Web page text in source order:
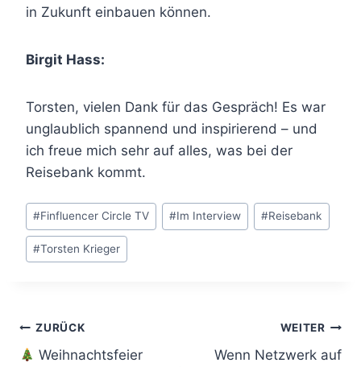
in Zukunft einbauen können.
Birgit Hass:
Torsten, vielen Dank für das Gespräch! Es war
unglaublich spannend und inspirierend – und
ich freue mich sehr auf alles, was bei der
Reisebank kommt.
Schlagworte:
#Finfluencer Circle TV #Im Interview #Reisebank
#Torsten Krieger
Beitragsnavigation
ZURÜCK
Weihnachtsfeier
WEITER
Wenn Netzwerk auf